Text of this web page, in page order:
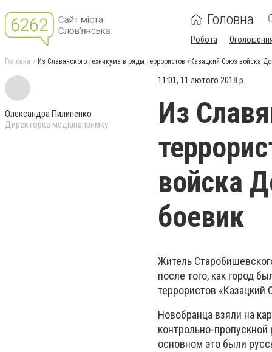
Головна
Робота
Головна Из Славянского техникума в ряды террористов «Казацкий Союз войска
Олександра Пилипенко
Директорка медіанапрямку
11:01, 11 лютого 2018 р.
Из
войска
боевик
Житель
после того, как город
террористов «Казацкий
Новобранца взяли на
контрольно-
основном это были